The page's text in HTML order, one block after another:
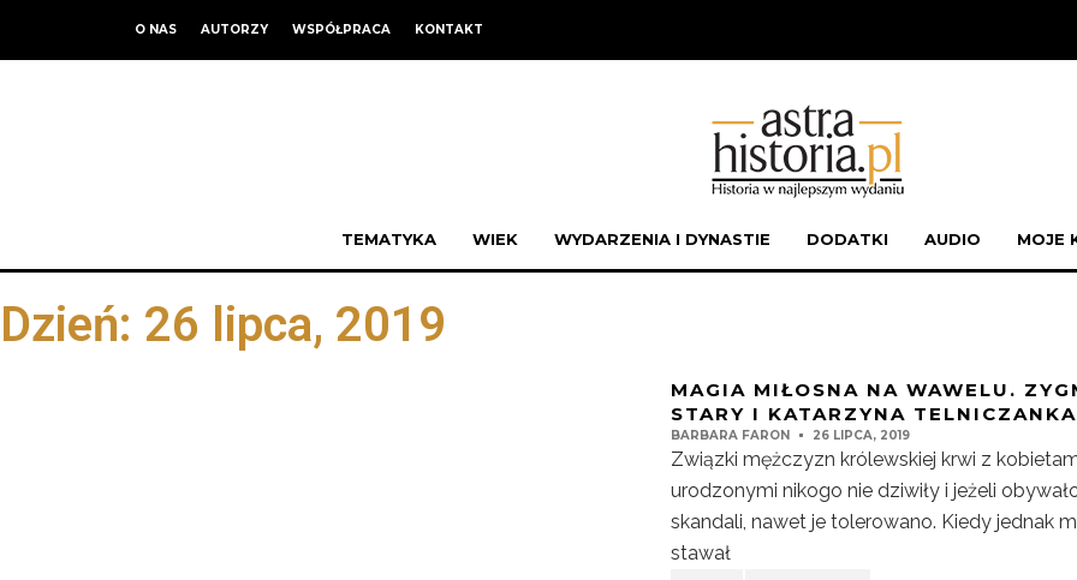
O NAS AUTORZY WSPÓŁPRACA KONTAKT
TEMATYKA WIEK WYDARZENIA I DYNASTIE DODATKI AUDIO MOJE
Dzień: 26 lipca, 2019
MAGIA MIŁOSNA NA WAWELU.
STARY I KATARZYNA TELNICZANKA
BARBARA FARON 26 LIPCA, 2019
Związki mężczyzn królewskiej krwi z
urodzonymi nikogo nie dziwiły i jeżeli
skandali, nawet je tolerowano. Kiedy jednak
stawał